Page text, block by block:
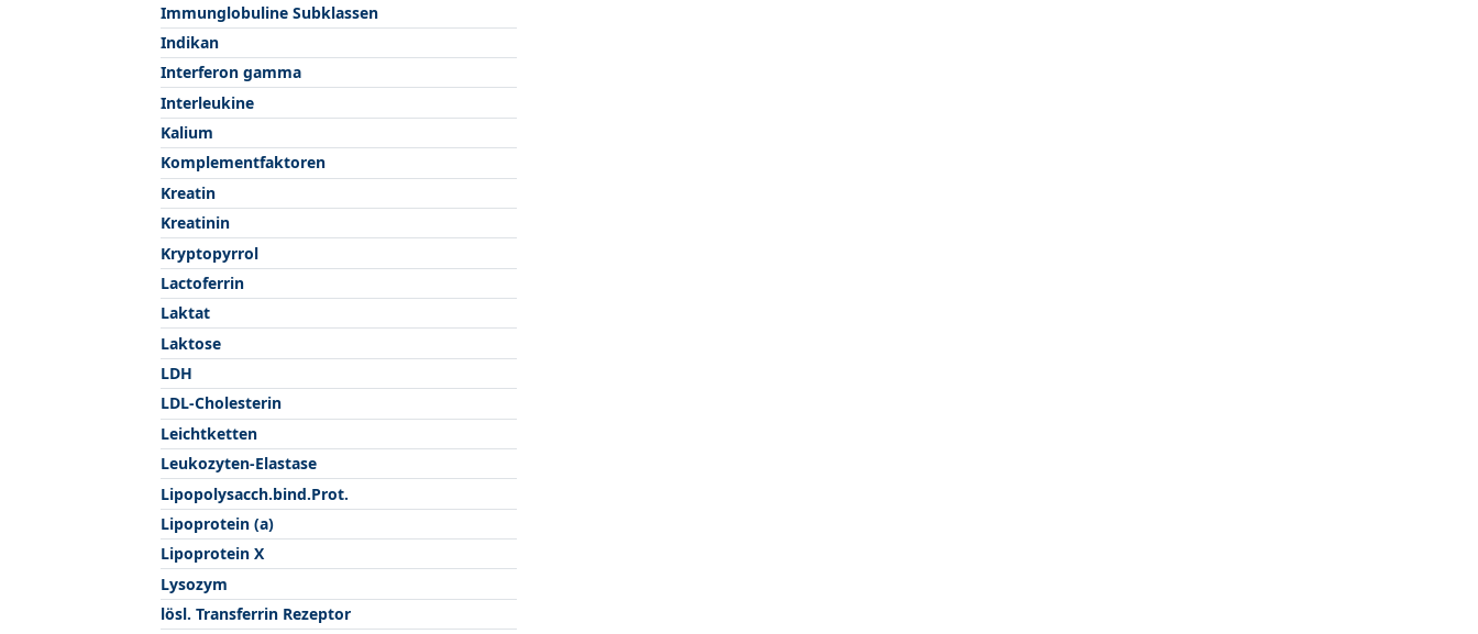
Immunglobuline Subklassen
Indikan
Interferon gamma
Interleukine
Kalium
Komplementfaktoren
Kreatin
Kreatinin
Kryptopyrrol
Lactoferrin
Laktat
Laktose
LDH
LDL-Cholesterin
Leichtketten
Leukozyten-Elastase
Lipopolysacch.bind.Prot.
Lipoprotein (a)
Lipoprotein X
Lysozym
lösl. Transferrin Rezeptor